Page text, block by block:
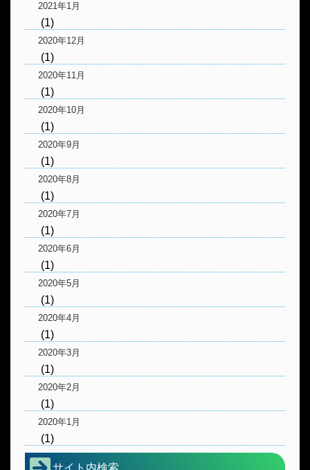
2021年1月
(1)
2020年12月
(1)
2020年11月
(1)
2020年10月
(1)
2020年9月
(1)
2020年8月
(1)
2020年7月
(1)
2020年6月
(1)
2020年5月
(1)
2020年4月
(1)
2020年3月
(1)
2020年2月
(1)
2020年1月
(1)